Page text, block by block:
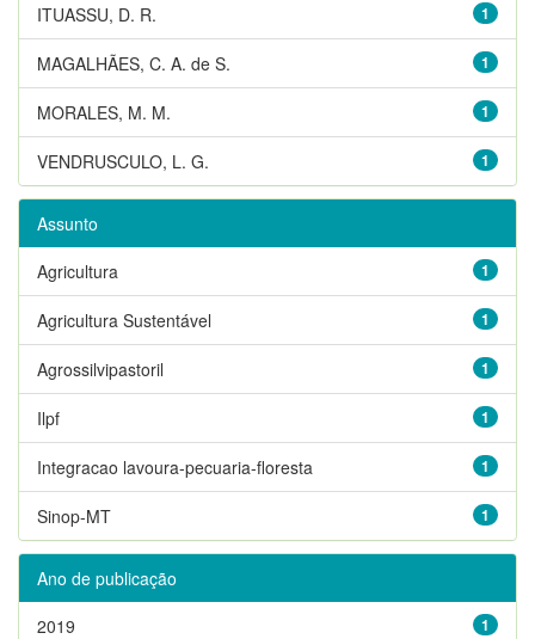
1
ITUASSU, D. R.
1
MAGALHÃES, C. A. de S.
1
MORALES, M. M.
1
VENDRUSCULO, L. G.
Assunto
1
Agricultura
1
Agricultura Sustentável
1
Agrossilvipastoril
1
Ilpf
1
Integracao lavoura-pecuaria-floresta
1
Sinop-MT
Ano de publicação
1
2019